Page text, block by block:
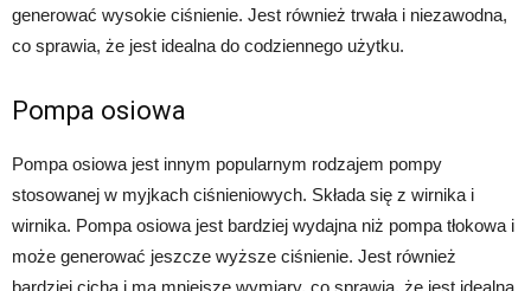
generować wysokie ciśnienie. Jest również trwała i niezawodna,
co sprawia, że jest idealna do codziennego użytku.
Pompa osiowa
Pompa osiowa jest innym popularnym rodzajem pompy
stosowanej w myjkach ciśnieniowych. Składa się z wirnika i
wirnika. Pompa osiowa jest bardziej wydajna niż pompa tłokowa i
może generować jeszcze wyższe ciśnienie. Jest również